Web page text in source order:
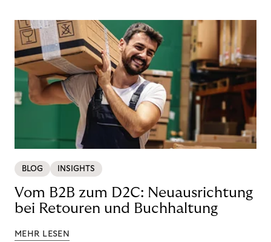
BLOG INSIGHTS
Vom B2B zum D2C: Neuausrichtung
bei Retouren und Buchhaltung
MEHR LESEN